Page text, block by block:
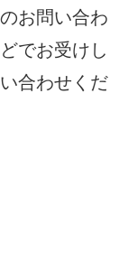
お問い合わ
でお受けし
合わせくだ